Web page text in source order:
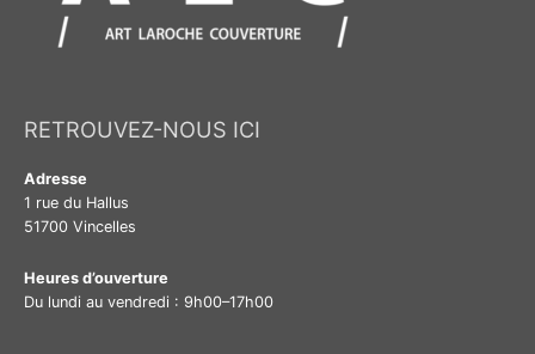
RETROUVEZ-NOUS ICI
Adresse
1 rue du Hallus
51700 Vincelles
Heures d’ouverture
Du lundi au vendredi : 9h00–17h00